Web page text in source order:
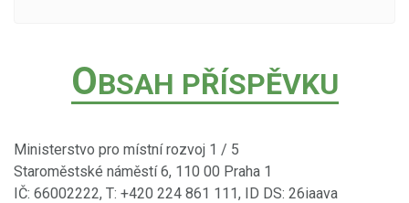
OBSAH PŘÍSPĚVKU
Ministerstvo pro místní rozvoj 1 / 5
Staroměstské náměstí 6, 110 00 Praha 1
IČ: 66002222, T: +420 224 861 111, ID DS: 26iaava